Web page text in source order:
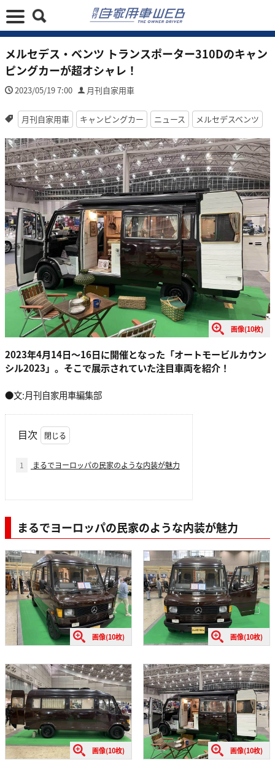
メルセデス・ベンツ トランスポーター310Dのキャン
ピングカーが超オシャレ！
2023/05/19 7:00 月刊自家用車
月刊自家用車 キャンピングカー ニュース メルセデスベンツ
画像(10枚)
2023年4月14日〜16日に開催となった「オートモービルカウン
シル2023」。そこで展示されていた注目車両を紹介！
●文:月刊自家用車編集部
目次
1 まるでヨーロッパの民家のような内装が魅力
まるでヨーロッパの民家のような内装が魅力
画像(10枚) 画像(10枚)
画像(10枚) 画像(10枚)